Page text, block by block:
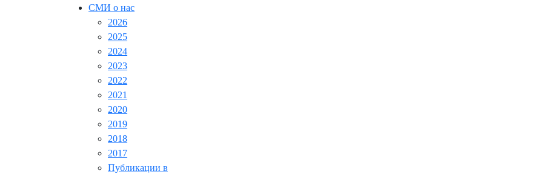
СМИ о нас
2026
2025
2024
2023
2022
2021
2020
2019
2018
2017
Публикации в